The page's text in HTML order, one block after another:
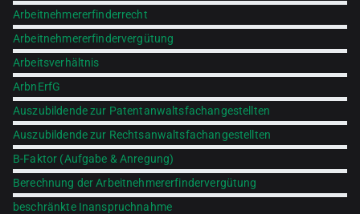
Arbeitnehmererfinderrecht
Arbeitnehmererfindervergütung
Arbeitsverhältnis
ArbnErfG
Auszubildende zur Patentanwaltsfachangestellten
Auszubildende zur Rechtsanwaltsfachangestellten
B-Faktor (Aufgabe & Anregung)
Berechnung der Arbeitnehmererfindervergütung
beschränkte Inanspruchnahme